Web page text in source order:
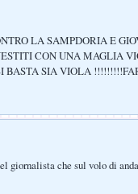
LA SAMPDORIA E
CON UNA MAGLIA
BASTA SIA VIOLA
giornalista che sul volo di